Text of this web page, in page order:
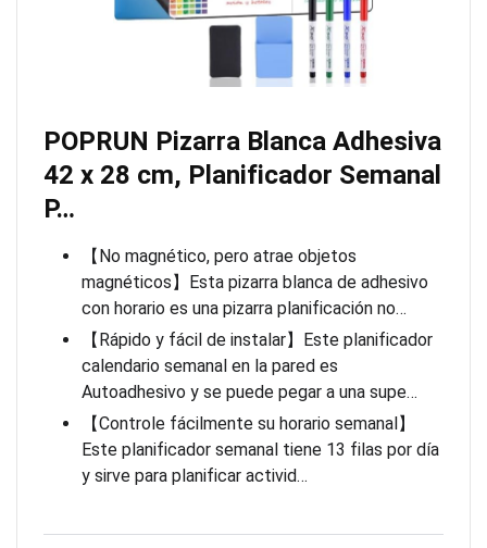
POPRUN Pizarra Blanca Adhesiva
42 x 28 cm, Planificador Semanal
P…
【No magnético, pero atrae objetos
magnéticos】Esta pizarra blanca de adhesivo
con horario es una pizarra planificación no…
【Rápido y fácil de instalar】Este planificador
calendario semanal en la pared es
Autoadhesivo y se puede pegar a una supe…
【Controle fácilmente su horario semanal】
Este planificador semanal tiene 13 filas por día
y sirve para planificar activid…